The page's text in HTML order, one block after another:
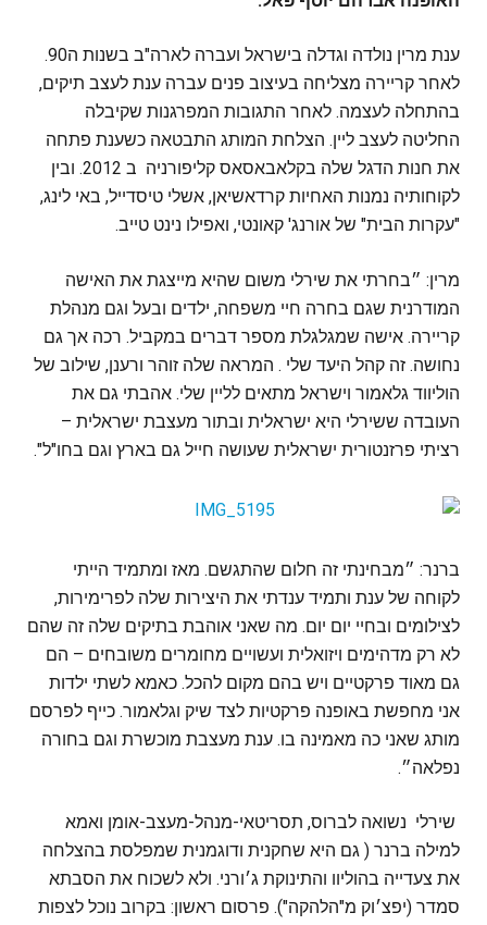
ענת מרין נולדה וגדלה בישראל ועברה לארה"ב בשנות ה90.
לאחר קריירה מצליחה בעיצוב פנים עברה ענת לעצב תיקים,
בהתחלה לעצמה. לאחר התגובות המפרגנות שקיבלה
החליטה לעצב ליין. הצלחת המותג התבטאה כשענת פתחה
את חנות הדגל שלה בקלאבאסאס קליפורניה ב 2012. ובין
לקוחותיה נמנות האחיות קרדאשיאן, אשלי טיסדייל, באי לינג,
"עקרות הבית" של אורנג' קאונטי, ואפילו נינט טייב.
מרין: ״בחרתי את שירלי משום שהיא מייצגת את האישה
המודרנית שגם בחרה חיי משפחה, ילדים ובעל וגם מנהלת
קריירה. אישה שמגלגלת מספר דברים במקביל. רכה אך גם
נחושה. זה קהל היעד שלי . המראה שלה זוהר ורענן, שילוב של
הוליווד גלאמור וישראל מתאים לליין שלי. אהבתי גם את
העובדה ששירלי היא ישראלית ובתור מעצבת ישראלית –
רציתי פרזנטורית ישראלית שעושה חייל גם בארץ וגם בחו"ל".
ברנר: ״מבחינתי זה חלום שהתגשם. מאז ומתמיד הייתי
לקוחה של ענת ותמיד ענדתי את היצירות שלה לפרימירות,
לצילומים ובחיי יום יום. מה שאני אוהבת בתיקים שלה זה שהם
לא רק מדהימים ויזואלית ועשויים מחומרים משובחים – הם
גם מאוד פרקטיים ויש בהם מקום להכל. כאמא לשתי ילדות
אני מחפשת באופנה פרקטיות לצד שיק וגלאמור. כייף לפרסם
מותג שאני כה מאמינה בו. ענת מעצבת מוכשרת וגם בחורה
נפלאה״.
שירלי נשואה לברוס, תסריטאי-מנהל-מעצב-אומן ואמא
למילה ברנר ( גם היא שחקנית ודוגמנית שמפלסת בהצלחה
את צעדייה בהוליוו והתינוקת ג׳ורני. ולא לשכוח את הסבתא
סמדר (יפצ׳וק מ"הלהקה"). פרסום ראשון: בקרוב נוכל לצפות